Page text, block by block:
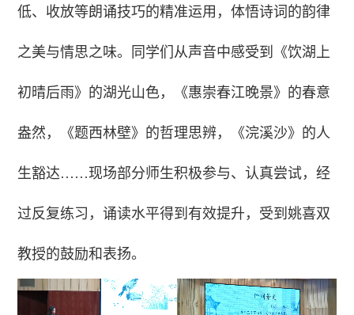
低、收放等朗诵技巧的精准运用，体悟诗词的韵律
之美与情思之味。同学们从声音中感受到《饮湖上
初晴后雨》的湖光山色，《惠崇春江晚景》的春意
盎然，《题西林壁》的哲理思辨，《浣溪沙》的人
生豁达……现场部分师生积极参与、认真尝试，经
过反复练习，诵读水平得到有效提升，受到姚喜双
教授的鼓励和表扬。